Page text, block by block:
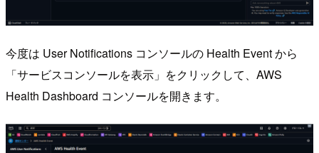
今度は User Notifications コンソールの Health Event から
「サービスコンソールを表示」をクリックして、AWS
Health Dashboard コンソールを開きます。